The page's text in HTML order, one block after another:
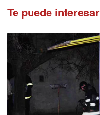
Te puede interesar